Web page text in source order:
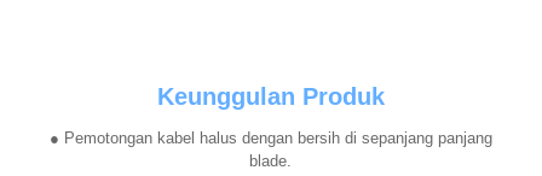
Keunggulan Produk
● Pemotongan kabel halus dengan bersih di sepanjang panjang
blade.